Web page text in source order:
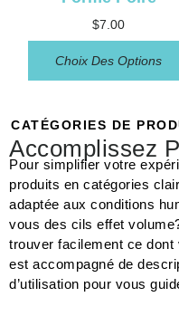
$7.00
Choix Des Options
CATÉGORIES DE
Accomplissez
Colles ...
Pour simplifier votre
produits en catégories
adaptée aux conditions
vous des cils effet
trouver facilement ce dont
est accompagné de